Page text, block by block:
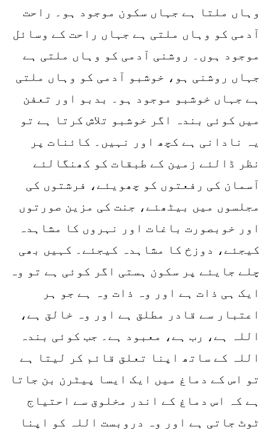
وہاں ملتا ہے جہاں سکون موجود ہو۔ راحت
آدمی کو وہاں ملتی ہے جہاں راحت کے وسائل
موجود ہوں۔ روشنی آدمی کو وہاں ملتی ہے
جہاں روشنی ہو، خوشبو آدمی کو وہاں ملتی
ہے جہاں خوشبو موجود ہو۔ بدبو اور تعفن
میں کوئی بندہ اگر خوشبو تلاش کرتا ہے تو
یہ نادانی ہے کچھ اور نہیں۔ کائنات پر
نظر ڈالئے زمین کے طبقات کو کھنگالئے
آسمان کی رفعتوں کو چھویئے، فرشتوں کی
مجلسوں میں بیٹھئے، جنت کی مزین صورتوں
اور خوبصورت باغات اور نہروں کا مشاہدہ
کیجئے، دوزخ کا مشاہدہ کیجئے۔ کہیں بھی
چلے جایئے پر سکون ہستی اگر کوئی ہے تو وہ
ایک ہی ذات ہے اور وہ ذات وہ ہے جو ہر
اعتبار سے قادر مطلق ہے اور وہ خالق ہے،
اللہ ہے، رب ہے، معبود ہے۔ جب کوئی بندہ
اللہ کے ساتھ اپنا تعلق قائم کر لیتا ہے
تو اس کے دماغ میں ایک ایسا پیٹرن بن جاتا
ہے کہ اس دماغ کے اندر مخلوق سے احتیاج
ٹوٹ جاتی ہے اور وہ دروبست اللہ کو اپنا